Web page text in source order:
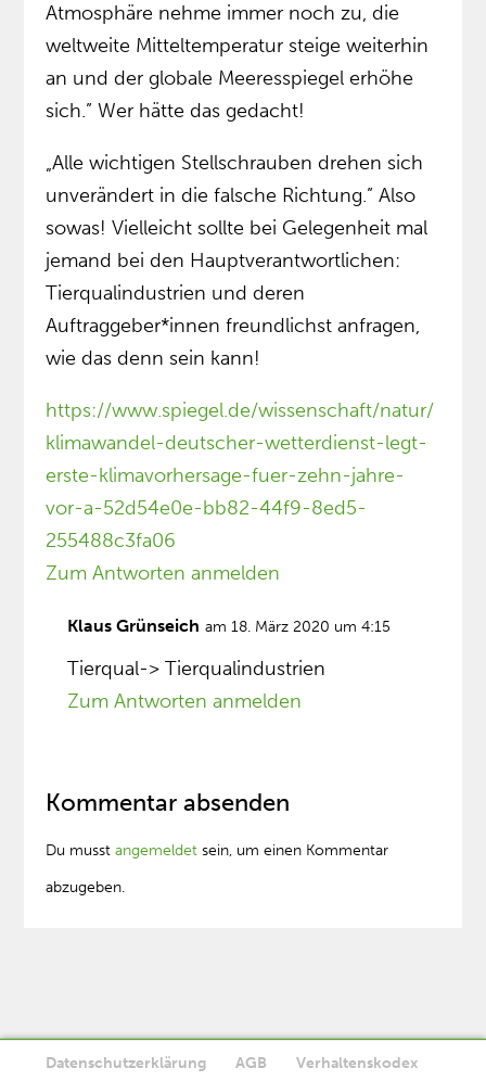
Atmosphäre nehme immer noch zu, die
weltweite Mitteltemperatur steige weiterhin
an und der globale Meeresspiegel erhöhe
sich.” Wer hätte das gedacht!
„Alle wichtigen Stellschrauben drehen sich
unverändert in die falsche Richtung.” Also
sowas! Vielleicht sollte bei Gelegenheit mal
jemand bei den Hauptverantwortlichen:
Tierqualindustrien und deren
Auftraggeber*innen freundlichst anfragen,
wie das denn sein kann!
https://www.spiegel.de/wissenschaft/natur/
klimawandel-deutscher-wetterdienst-legt-
erste-klimavorhersage-fuer-zehn-jahre-
vor-a-52d54e0e-bb82-44f9-8ed5-
255488c3fa06
Zum Antworten anmelden
Klaus Grünseich am 18. März 2020 um 4:15
Tierqual-> Tierqualindustrien
Zum Antworten anmelden
Kommentar absenden
Du musstangemeldet sein, um einen Kommentar
abzugeben.
Datenschutzerklärung AGB
Verhaltenskodex